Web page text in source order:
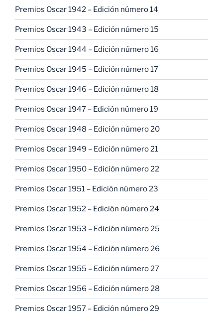
Premios Oscar 1942 – Edición número 14
Premios Oscar 1943 – Edición número 15
Premios Oscar 1944 – Edición número 16
Premios Oscar 1945 – Edición número 17
Premios Oscar 1946 – Edición número 18
Premios Oscar 1947 – Edición número 19
Premios Oscar 1948 – Edición número 20
Premios Oscar 1949 – Edición número 21
Premios Oscar 1950 – Edición número 22
Premios Oscar 1951 – Edición número 23
Premios Oscar 1952 – Edición número 24
Premios Oscar 1953 – Edición número 25
Premios Oscar 1954 – Edición número 26
Premios Oscar 1955 – Edición número 27
Premios Oscar 1956 – Edición número 28
Premios Oscar 1957 – Edición número 29